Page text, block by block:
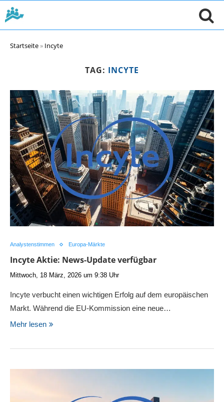
Startseite» Incyte
TAG: INCYTE
Analystenstimmen Europa-Märkte
Incyte Aktie: News-Update verfügbar
Mittwoch, 18 März, 2026 um 9:38 Uhr
Incyte verbucht einen wichtigen Erfolg auf dem europäischen
Markt. Während die EU-Kommission eine neue…
Mehr lesen